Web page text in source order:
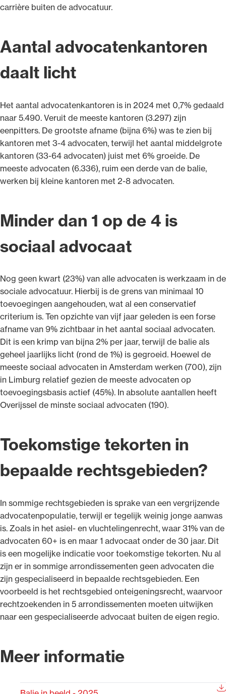
carrière buiten de advocatuur.
Aantal advocatenkantoren
daalt licht
Het aantal advocatenkantoren is in 2024 met 0,7% gedaald
naar 5.490. Veruit de meeste kantoren (3.297) zijn
eenpitters. De grootste afname (bijna 6%) was te zien bij
kantoren met 3-4 advocaten, terwijl het aantal middelgrote
kantoren (33-64 advocaten) juist met 6% groeide. De
meeste advocaten (6.336), ruim een derde van de balie,
werken bij kleine kantoren met 2-8 advocaten.
Minder dan 1 op de 4 is
sociaal advocaat
Nog geen kwart (23%) van alle advocaten is werkzaam in de
sociale advocatuur. Hierbij is de grens van minimaal 10
toevoegingen aangehouden, wat al een conservatief
criterium is. Ten opzichte van vijf jaar geleden is een forse
afname van 9% zichtbaar in het aantal sociaal advocaten.
Dit is een krimp van bijna 2% per jaar, terwijl de balie als
geheel jaarlijks licht (rond de 1%) is gegroeid. Hoewel de
meeste sociaal advocaten in Amsterdam werken (700), zijn
in Limburg relatief gezien de meeste advocaten op
toevoegingsbasis actief (45%). In absolute aantallen heeft
Overijssel de minste sociaal advocaten (190).
Toekomstige tekorten in
bepaalde rechtsgebieden?
In sommige rechtsgebieden is sprake van een vergrijzende
advocatenpopulatie, terwijl er tegelijk weinig jonge aanwas
is. Zoals in het asiel- en vluchtelingenrecht, waar 31% van de
advocaten 60+ is en maar 1 advocaat onder de 30 jaar. Dit
is een mogelijke indicatie voor toekomstige tekorten. Nu al
zijn er in sommige arrondissementen geen advocaten die
zijn gespecialiseerd in bepaalde rechtsgebieden. Een
voorbeeld is het rechtsgebied onteigeningsrecht, waarvoor
rechtzoekenden in 5 arrondissementen moeten uitwijken
naar een gespecialiseerde advocaat buiten de eigen regio.
Meer informatie